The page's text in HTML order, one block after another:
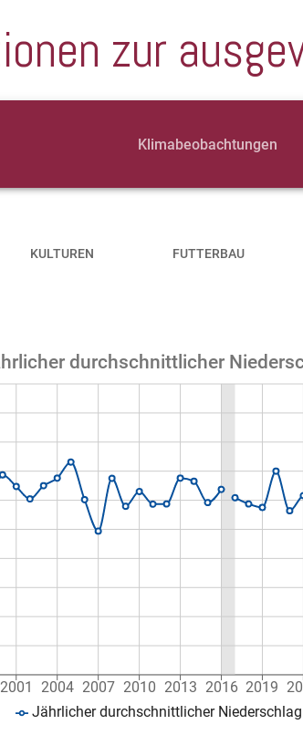
zur
Klimabeobachtungen
KULTUREN FUTTERBAU
durchschnittlicher
2001 2004 2007 2010 2013 2016 2019
Jährlicher durchschnittlicher